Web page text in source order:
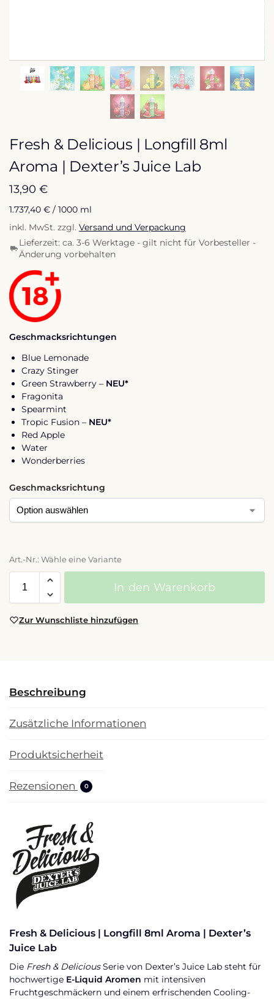
Fresh & Delicious | Longfill 8ml
Aroma | Dexter’s Juice Lab
13,90 €
1.737,40 € / 1000 ml
inkl. MwSt. zzgl. Versand und Verpackung
Lieferzeit: ca. 3-6 Werktage - gilt nicht für Vorbesteller -
Änderung vorbehalten
Geschmacksrichtungen
Blue Lemonade
Crazy Stinger
Green Strawberry – NEU*
Fragonita
Spearmint
Tropic Fusion – NEU*
Red Apple
Water
Wonderberries
Geschmacksrichtung
Art.-Nr.: Wähle eine Variante
In den Warenkorb
Zur Wunschliste hinzufügen
Beschreibung
Zusätzliche Informationen
Produktsicherheit
Rezensionen 0
Fresh & Delicious | Longfill 8ml Aroma | Dexter’s
Juice Lab
Die Fresh & DeliciousSerie von Dexter’s Juice Lab steht für
hochwertige E-Liquid Aromen mit intensiven
Fruchtgeschmäckern und einem erfrischenden Cooling-